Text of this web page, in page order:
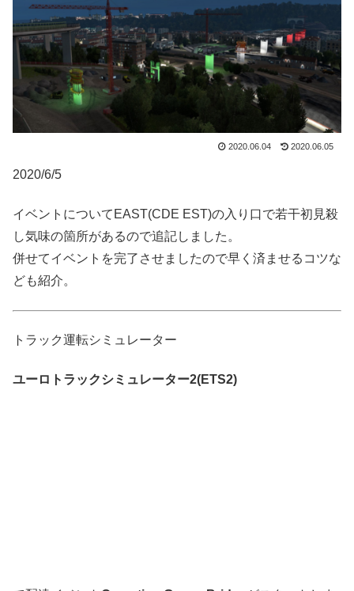
2020.06.04 2020.06.05
2020/6/5
イベントについてEAST(CDE EST)の入り口で若干初見殺
し気味の箇所があるので追記しました。
併せてイベントを完了させましたので早く済ませるコツな
ども紹介。
トラック運転シミュレーター
ユーロトラックシミュレーター2(ETS2)